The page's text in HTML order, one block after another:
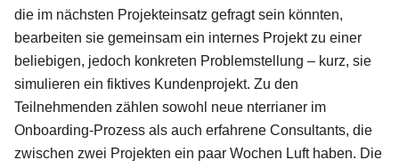
die im nächsten Projekteinsatz gefragt sein könnten,
bearbeiten sie gemeinsam ein internes Projekt zu einer
beliebigen, jedoch konkreten Problemstellung – kurz, sie
simulieren ein fiktives Kundenprojekt. Zu den
Teilnehmenden zählen sowohl neue nterrianer im
Onboarding-Prozess als auch erfahrene Consultants, die
zwischen zwei Projekten ein paar Wochen Luft haben. Die